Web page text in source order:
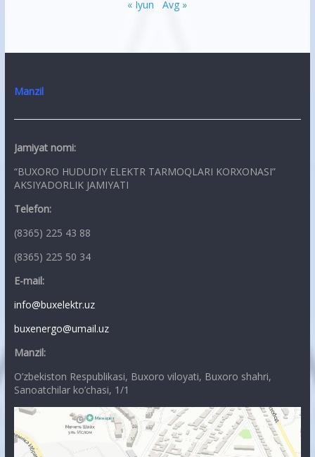
« Iyun Avg »
Manzil
Jamiyat nomi:
“BUXORO HUDUDIY ELEKTR TARMOQLARI KORXONASI”
AKSIYADORLIK JAMIYATI
Telefon:
(8365) 225 43 88
(8365) 225 50 34
E-mail:
info@buxelektr.uz
buxenergo@umail.uz
Manzil:
O’zbekiston Respublikasi, Buxoro viloyati, Buxoro shahri,
Sanoatchilar ko’chasi, 1/1